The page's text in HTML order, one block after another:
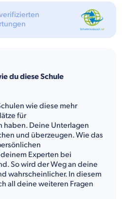
du diese Schule
wie diese mehr
für
haben. Deine Unterlagen
und überzeugen. Wie das
Experten bei
So wird der Weg an deine
wahrscheinlicher. In diesem
all deine weiteren Fragen